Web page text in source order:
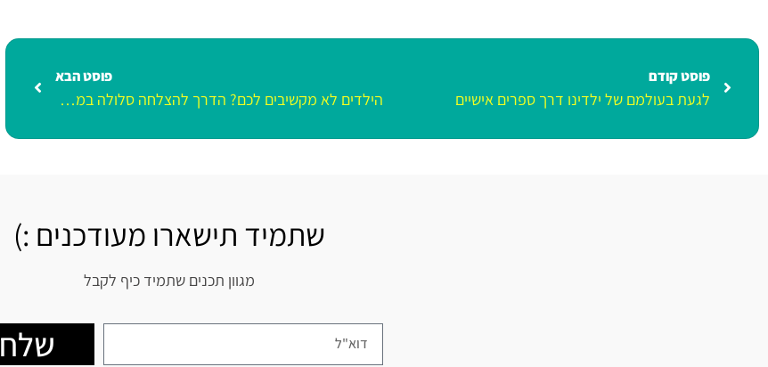
פוסט קודם
לגעת בעולמם של ילדינו דרך ספרים אישיים
פוסט הבא
הילדים לא מקשיבים לכם? הדרך להצלחה סלולה במערכת היחסים
שתמיד תישארו מעודכנים :)
מגוון תכנים שתמיד כיף לקבל
שלח